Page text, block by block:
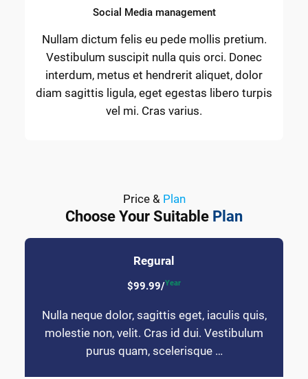
Social Media management
Nullam dictum felis eu pede mollis pretium.
Vestibulum suscipit nulla quis orci. Donec
interdum, metus et hendrerit aliquet, dolor
diam sagittis ligula, eget egestas libero turpis
vel mi. Cras varius.
Price & Plan
Choose Your Suitable Plan
Regural
$99.99/Year
Nulla neque dolor, sagittis eget, iaculis quis,
molestie non, velit. Cras id dui. Vestibulum
purus quam, scelerisque …